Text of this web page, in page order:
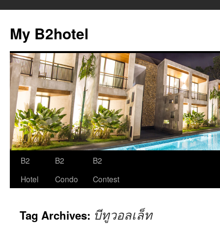
My B2hotel
Skip
B2
Hotel
B2
Condo
B2
Contest
Tag Archives: บีทูวอลเล็ท